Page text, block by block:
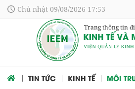
Chủ nhật 09/08/2026 17:53
Trang thông tin
TIN TỨC KINH TẾ MÔI